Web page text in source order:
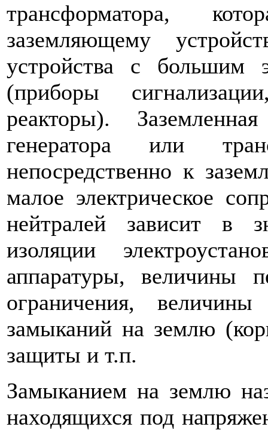
трансформатора,
заземляющему
устройства с большим
(приборы
реакторы).
генератора или
непосредственно к
малое электрическое
нейтралей зависит в
изоляции
аппаратуры, величины
ограничения,
замыканий на землю
защиты и т.п.
Замыканием на землю
находящихся под